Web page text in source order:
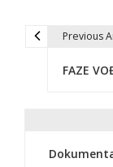
Previous
FAZE